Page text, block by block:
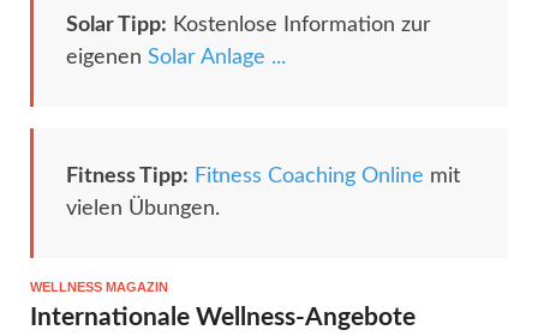
Solar Tipp: Kostenlose Information zur
eigenen Solar Anlage ...
Fitness Tipp: Fitness Coaching Online mit
vielen Übungen.
WELLNESS MAGAZIN
Internationale Wellness-Angebote